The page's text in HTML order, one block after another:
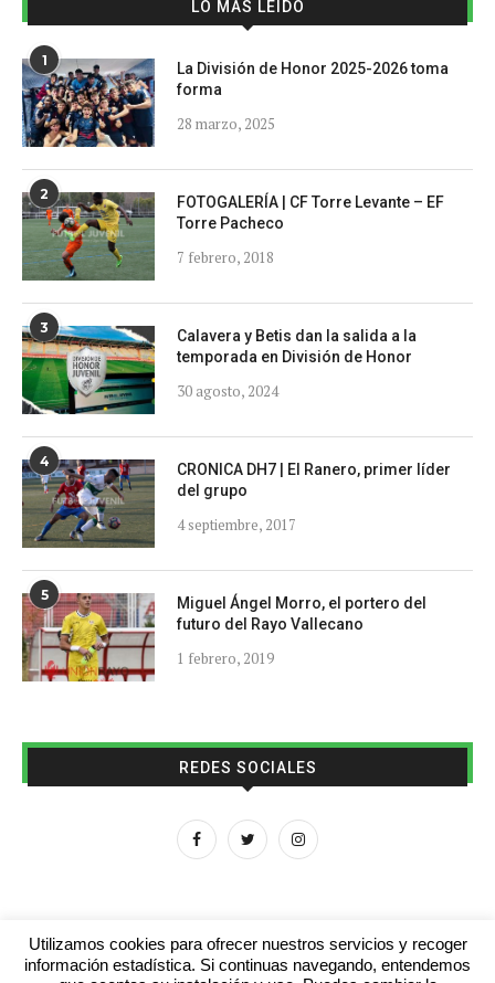
LO MÁS LEÍDO
1
La División de Honor 2025-2026 toma
forma
28 marzo, 2025
2
FOTOGALERÍA | CF Torre Levante – EF
Torre Pacheco
7 febrero, 2018
3
Calavera y Betis dan la salida a la
temporada en División de Honor
30 agosto, 2024
4
CRONICA DH7 | El Ranero, primer líder
del grupo
4 septiembre, 2017
5
Miguel Ángel Morro, el portero del
futuro del Rayo Vallecano
1 febrero, 2019
REDES SOCIALES
Utilizamos cookies para ofrecer nuestros servicios y recoger
información estadística. Si continuas navegando, entendemos